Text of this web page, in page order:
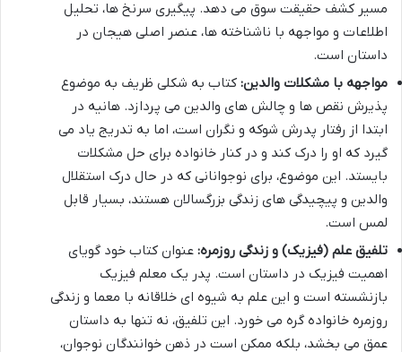
مسیر کشف حقیقت سوق می دهد. پیگیری سرنخ ها، تحلیل
اطلاعات و مواجهه با ناشناخته ها، عنصر اصلی هیجان در
داستان است.
مواجهه با مشکلات والدین: کتاب به شکلی ظریف به موضوع
پذیرش نقص ها و چالش های والدین می پردازد. هانیه در
ابتدا از رفتار پدرش شوکه و نگران است، اما به تدریج یاد می
گیرد که او را درک کند و در کنار خانواده برای حل مشکلات
بایستد. این موضوع، برای نوجوانانی که در حال درک استقلال
والدین و پیچیدگی های زندگی بزرگسالان هستند، بسیار قابل
لمس است.
تلفیق علم (فیزیک) و زندگی روزمره: عنوان کتاب خود گویای
اهمیت فیزیک در داستان است. پدر یک معلم فیزیک
بازنشسته است و این علم به شیوه ای خلاقانه با معما و زندگی
روزمره خانواده گره می خورد. این تلفیق، نه تنها به داستان
عمق می بخشد، بلکه ممکن است در ذهن خوانندگان نوجوان،